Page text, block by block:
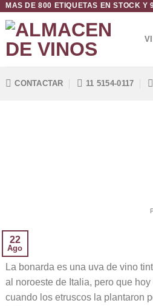
MAS DE 800 ETIQUETAS EN STOCK Y
CONTACTAR 11 5154-0117
22
Ago
La bonarda es una uva de vino
al noroeste de Italia, pero que
cuando los etruscos la plantaron